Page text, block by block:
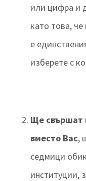
или цифра и
като това,
е
изберете с
Ще свършат
вместо Вас,
седмици
институции,